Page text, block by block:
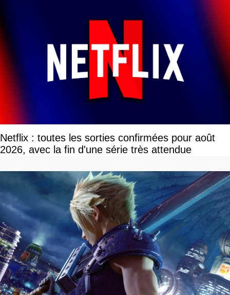
Netflix : toutes les sorties confirmées pour août
2026, avec la fin d'une série très attendue